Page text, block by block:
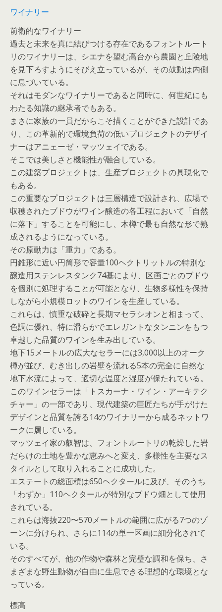
ワイナリー
前衛的なワイナリー
過去と未来を真に結びつける存在であるフォントルート
リのワイナリーは、シエナを望む高台から農園と丘陵地
を見下ろすようにそびえ立っているが、その鼓動は内側
に息づいている。
それはモダンなワイナリーであると同時に、何世紀にも
わたる知識の継承者でもある。
まさに家族の一員だからこそ描くことができた設計であ
り、この革新的で環境負荷の低いプロジェクトのデザイ
ナーはアニェーゼ・マッツェイである。
そこでは美しさと機能性が融合している。
この建築プロジェクトは、生産プロジェクトの具現化で
もある。
この重要なプロジェクトは三層構造で設計され、広場で
収穫されたブドウがワイン醸造の各工程において「自然
に落下」することを可能にし、木樽で最も自然な形で熟
成されるようになっている。
その原動力は「重力」である。
円錐形に近い円筒形で容量100ヘクトリットルの特別な
醸造用ステンレスタンク74基により、区画ごとのブドウ
を個別に処理することが可能となり、生物多様性を保持
しながら小規模ロットのワインを生産している。
これらは、慎重な破砕と長期マセラシオンと相まって、
色調に優れ、特に滑らかでエレガントなタンニンをもつ
卓越した品質のワインを生み出している。
地下15メートルの広大なセラーには3,000以上のオーク
樽が並び、むき出しの岩壁を流れる5本の完全に自然な
地下水流によって、適切な温度と湿度が保たれている。
このワインセラーは「トスカーナ・ワイン・アーキテク
チャー」の一部であり、現代建築の巨匠たちが手がけた
デザインと品質を誇る14のワイナリーから成るネットワ
ークに属している。
マッツェイ家の叡智は、フォントルートリの乾燥した岩
だらけの土地を豊かな恵みへと変え、多様性を主要なス
タイルとして取り入れることに成功した。
エステートの総面積は650ヘクタールに及び、そのうち
「わずか」110ヘクタールが特別なブドウ畑として使用
されている。
これらは海抜220〜570メートルの範囲に広がる7つのゾ
ーンに分けられ、さらに114の単一区画に細分化されて
いる。
そのすべてが、他の作物や森林と完璧な調和を保ち、さ
まざまな野生動物が自由に生息できる理想的な環境とな
っている。
標高